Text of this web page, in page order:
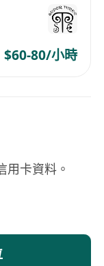
$60-80/小時
用卡資料。